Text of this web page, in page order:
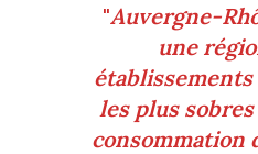
"Auvergne-
une
les plus
consommation